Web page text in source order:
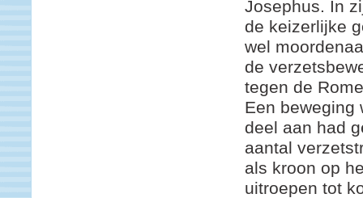
Josephus. In
de keizerlijke
wel
de
tegen de
Een beweging
deel aan had
aantal
als kroon op
uitroepen tot